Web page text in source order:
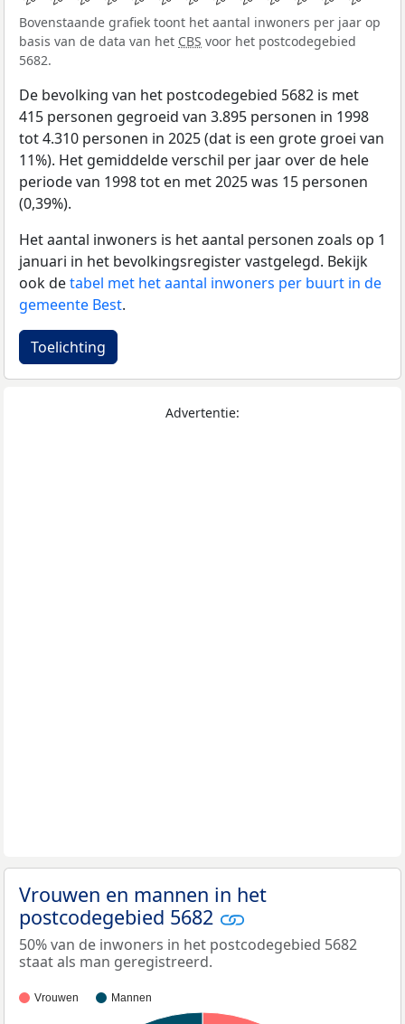
Bovenstaande grafiek toont het aantal inwoners per jaar op
basis van de data van het CBS voor het postcodegebied
5682.
De bevolking van het postcodegebied 5682 is met
415 personen gegroeid van 3.895 personen in 1998
tot 4.310 personen in 2025 (dat is een grote groei van
11%). Het gemiddelde verschil per jaar over de hele
periode van 1998 tot en met 2025 was 15 personen
(0,39%).
Het aantal inwoners is het aantal personen zoals op 1
januari in het bevolkingsregister vastgelegd. Bekijk
ook detabel met het aantal inwoners per buurt in de
gemeente Best.
Toelichting
Advertentie:
Vrouwen en mannen in het
postcodegebied 5682
50% van de inwoners in het postcodegebied 5682
staat als man geregistreerd.
Vrouwen Mannen